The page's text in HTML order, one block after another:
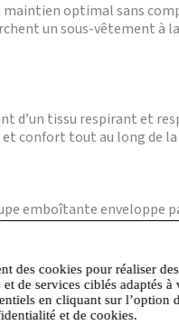
optimal sans
un sous-vêtement à
tissu respirant et
et confort tout au long de
emboîtante
des cookies pour réaliser des
de services ciblés adaptés à
en cliquant sur l’option
et de cookies.